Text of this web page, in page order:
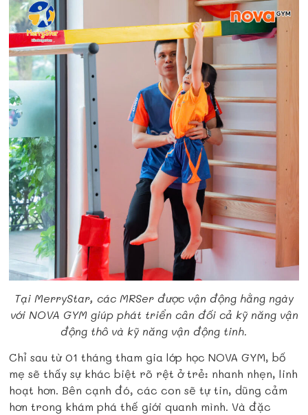
Tại MerryStar, các MRSer được vận động hằng ngày
với NOVA GYM giúp phát triển cân đối cả kỹ năng vận
động thô và kỹ năng vận động tinh.
Chỉ sau từ 01 tháng tham gia lớp học NOVA GYM, bố
mẹ sẽ thấy sự khác biệt rõ rệt ở trẻ: nhanh nhẹn, linh
hoạt hơn. Bên cạnh đó, các con sẽ tự tin, dũng cảm
hơn trong khám phá thế giới quanh mình. Và đặc